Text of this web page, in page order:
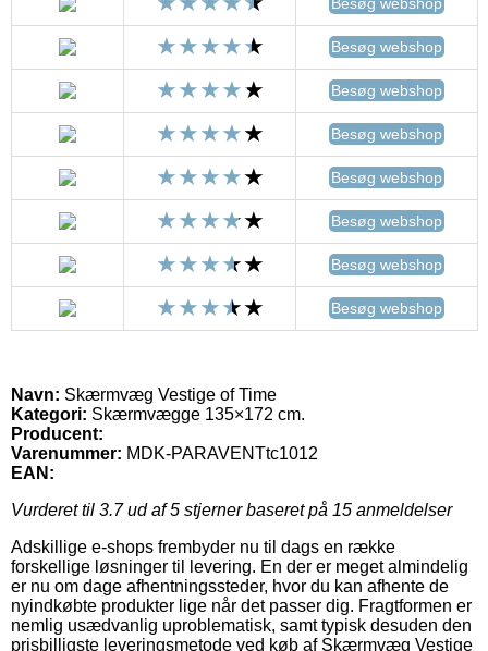
Besøg webshop
Besøg webshop
Besøg webshop
Besøg webshop
Besøg webshop
Besøg webshop
Besøg webshop
Navn: Skærmvæg Vestige of Time
Kategori: Skærmvægge 135×172 cm.
Producent:
Varenummer: MDK-PARAVENTtc1012
EAN:
Vurderet til 3.7ud af 5 stjerner baseret på 15 anmeldelser
Adskillige e-shops frembyder nu til dags en række
forskellige løsninger til levering. En der er meget almindelig
er nu om dage afhentningssteder, hvor du kan afhente de
nyindkøbte produkter lige når det passer dig. Fragtformen er
nemlig usædvanlig uproblematisk, samt typisk desuden den
prisbilligste leveringsmetode ved køb af Skærmvæg Vestige